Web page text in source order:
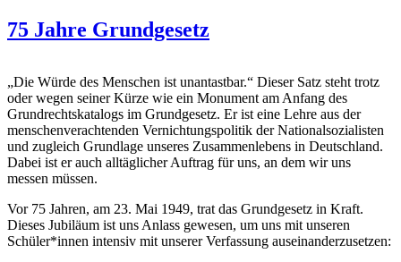
75 Jahre Grundgesetz
„Die Würde des Menschen ist unantastbar.“ Dieser Satz steht trotz
oder wegen seiner Kürze wie ein Monument am Anfang des
Grundrechtskatalogs im Grundgesetz. Er ist eine Lehre aus der
menschenverachtenden Vernichtungspolitik der Nationalsozialisten
und zugleich Grundlage unseres Zusammenlebens in Deutschland.
Dabei ist er auch alltäglicher Auftrag für uns, an dem wir uns
messen müssen.
Vor 75 Jahren, am 23. Mai 1949, trat das Grundgesetz in Kraft.
Dieses Jubiläum ist uns Anlass gewesen, um uns mit unseren
Schüler*innen intensiv mit unserer Verfassung auseinanderzusetzen: